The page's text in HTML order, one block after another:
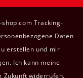
Tracking-
Daten
erstellen und mir
Ich kann meine
Zukunft widerrufen.